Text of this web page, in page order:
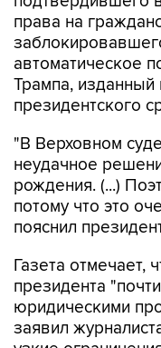
права на
автоматическое
Трампа,
президентского
"В Верховном
неудачное
рождения. (...)
потому что это
пояснил
Газета отмечает,
президента
юридическими
заявил